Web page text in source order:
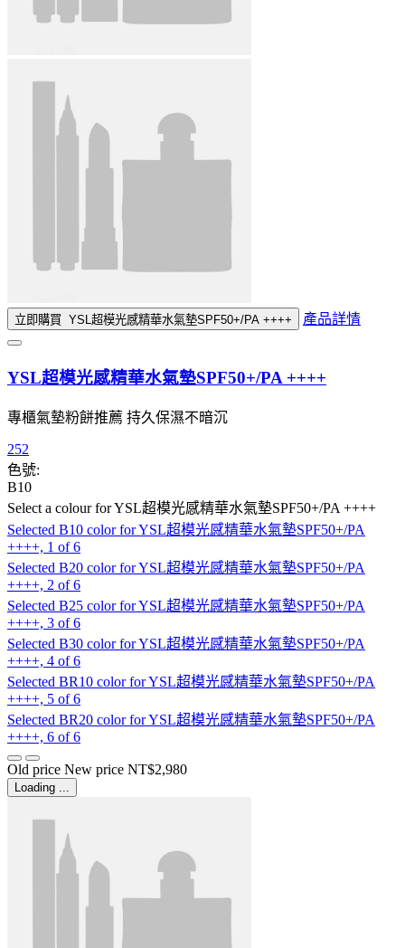
立即購買 YSL超模光感精華水氣墊SPF50+/PA ++++ 產品詳情
YSL超模光感精華水氣墊SPF50+/PA ++++
專櫃氣墊粉餅推薦 持久保濕不暗沉
252
色號:
B10
Select a colourfor YSL超模光感精華水氣墊SPF50+/PA ++++
Selected B10 color for YSL超模光感精華水氣墊SPF50+/PA
++++, 1 of 6
Selected B20 color for YSL超模光感精華水氣墊SPF50+/PA
++++, 2 of 6
Selected B25 color for YSL超模光感精華水氣墊SPF50+/PA
++++, 3 of 6
Selected B30 color for YSL超模光感精華水氣墊SPF50+/PA
++++, 4 of 6
Selected BR10 color for YSL超模光感精華水氣墊SPF50+/PA
++++, 5 of 6
Selected BR20 color for YSL超模光感精華水氣墊SPF50+/PA
++++, 6 of 6
Old price New price NT$2,980
Loading ...